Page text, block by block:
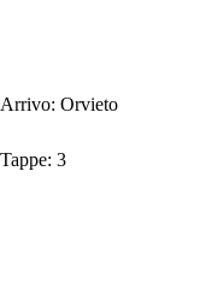
Arrivo: Orvieto
Tappe: 3